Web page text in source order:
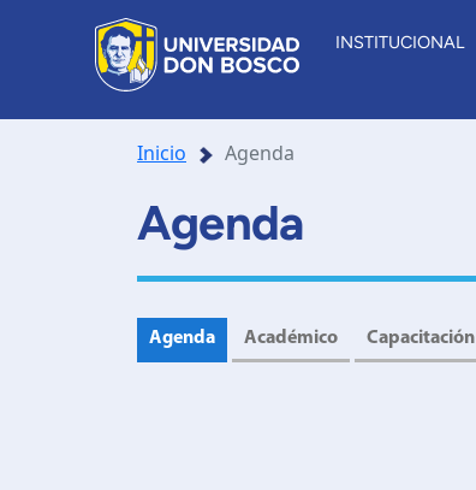
INSTITUCIONAL
Inicio Agenda
Agenda
Agenda Académico Capacitación